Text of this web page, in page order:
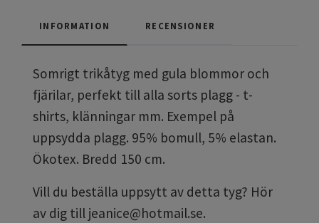
INFORMATION RECENSIONER
Somrigt trikåtyg med gula blommor och
fjärilar, perfekt till alla sorts plagg - t-
shirts, klänningar mm. Exempel på
uppsydda plagg. 95% bomull, 5% elastan.
Ökotex. Bredd 150 cm.
Vill du beställa uppsytt av detta tyg? Hör
av dig till jeanice@hotmail.se.